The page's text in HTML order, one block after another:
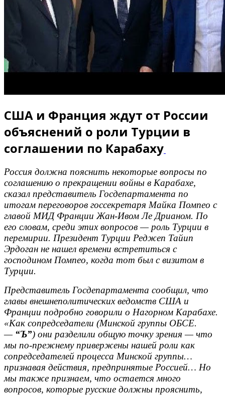
США и Франция ждут от России
объяснений о роли Турции в
соглашении по Карабаху
Россия должна пояснить некоторые вопросы по
соглашению о прекращении войны в Карабахе,
сказал представитель Госдепартамента по
итогам переговоров госсекретаря Майка Помпео с
главой МИД Франции Жан-Ивом Ле Дрианом. По
его словам, среди этих вопросов — роль Турции в
перемирии. Президент Турции Реджеп Тайип
Эрдоган не нашел времени встретиться с
господином Помпео, когда тот был с визитом в
Турции.
Представитель Госдепартамента сообщил, что
главы внешнеполитических ведомств США и
Франции подробно говорили о Нагорном Карабахе.
«Как сопредседатели (Минской группы ОБСЕ.
— “Ъ”) они разделили общую точку зрения — что
мы по-прежнему привержены нашей роли как
сопредседателей процесса Минской группы…
признавая действия, предпринятые Россией… Но
мы также признаем, что остается много
вопросов, которые русские должны прояснить,